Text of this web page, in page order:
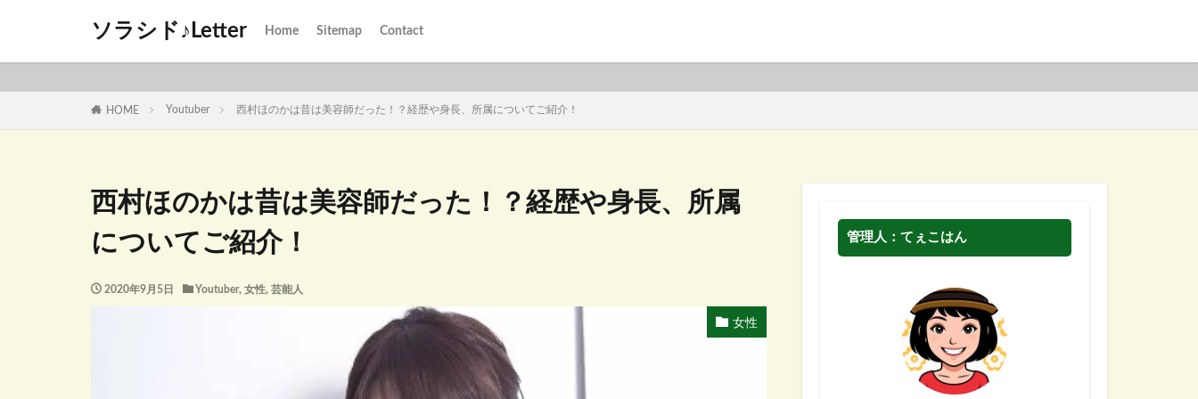
ソラシド♪Letter Home Sitemap Contact
HOME Youtuber 西村ほのかは昔は美容師だった！？経歴や身長、所属についてご紹介！
西村ほのかは昔は美容師だった！？経歴や身長、所属
についてご紹介！
2020年9月5日 Youtuber, 女性, 芸能人
女性
管理人：てぇこはん